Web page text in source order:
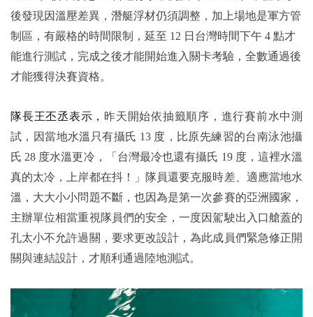
後發現因溫壓差異，潛艇浮材仍須調整，加上場地是軍方管
制區，有嚴格的時間限制，延至 12 日台灣時間下午 4 點才
能進行測試，完成之後才能開始進入關卡考驗，全數通過後
才能獲得決賽資格。
隊長王丕丞表示， 昨天開始依抽籤順序，進行賽前水中測
試，因當地水溫只有攝氏 13 度，比原先練習的台南泳池攝
氏 28 度水溫更冷，「台灣最冷也還有攝氏 19 度，這裡水溫
真的太冷，上岸都在抖！」隊員還要克服時差、適應當地水
溫，大大小小問題不斷，也因為是第一次參賽的亞洲國家，
主辦單位相當重視隊員們的安全，一度因駕駛出入口艙蓋的
孔太小不允許過關，要求更改設計，為此成員們緊急修正開
關與連結設計，才順利通過陸地測試。